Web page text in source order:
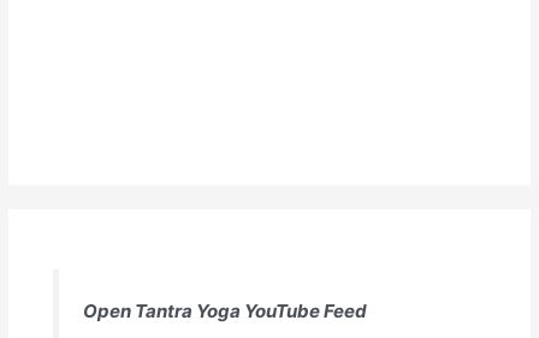
Open Tantra Yoga YouTube Feed